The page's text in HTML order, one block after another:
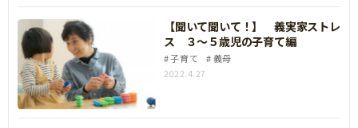
【聞いて聞いて！】 義実家ストレ
ス ３～５歳児の子育て編
子育て
義母
2022.4.27